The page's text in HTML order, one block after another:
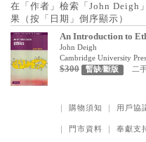
聖經
信仰入門
教會歷史
在「作者」檢索「John Deigh
果（按「日期」倒序顯示）
An Introduction to
John Deigh
Cambridge University
$300 暫缺/斷版 二
｜ 購物須知 ｜ 用戶協
｜ 門市資料 ｜ 奉獻支